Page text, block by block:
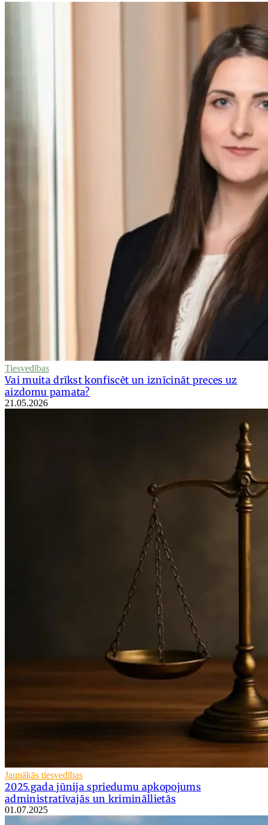
Tiesvedības
Vai muita drīkst konfiscēt un iznīcināt preces uz
aizdomu pamata?
21.05.2026
Jaunākās tiesvedības
2025.gada jūnija spriedumu apkopojums
administratīvajās un krimināllietās
01.07.2025